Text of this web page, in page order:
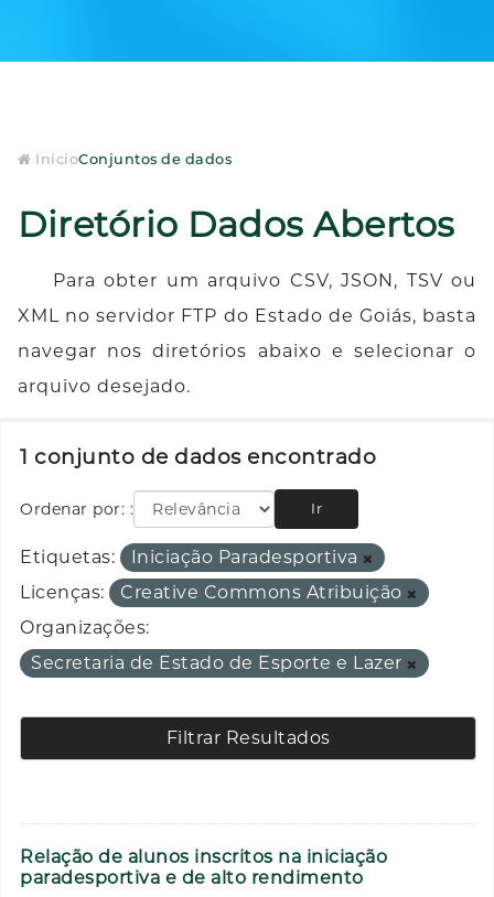
InícioConjuntos de dados
Diretório Dados Abertos
Para obter um arquivo CSV, JSON, TSV ou
XML no servidor FTP do Estado de Goiás, basta
navegar nos diretórios abaixo e selecionar o
arquivo desejado.
1 conjunto de dados encontrado
Ordenar por: Ir
Etiquetas:
Iniciação Paradesportiva
Licenças:
Creative Commons Atribuição
Organizações:
Secretaria de Estado de Esporte e Lazer
Filtrar Resultados
Relação de alunos inscritos na iniciação
paradesportiva e de alto rendimento